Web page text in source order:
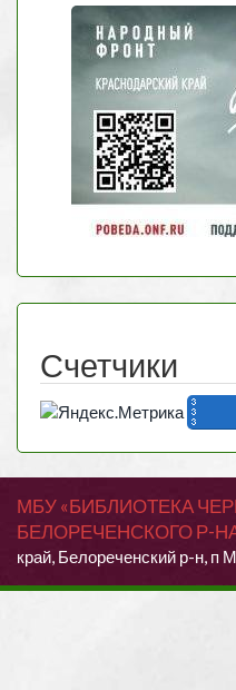
Счетчики
МБУ «БИБЛИОТЕКА
БЕЛОРЕЧЕНСКОГО Р-
край, Белореченский р-н, п